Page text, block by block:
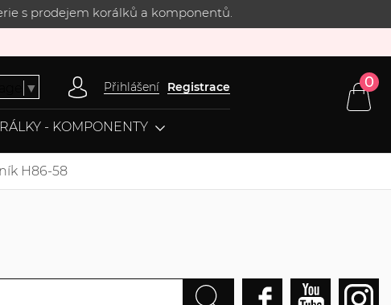
s prodejem korálků a komponentů.
▼ Přihlášení Registrace 0
- KOMPONENTY
H86-58